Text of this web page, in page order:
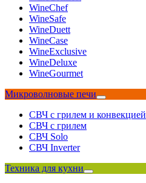
WineChef
WineSafe
WineDuett
WineCase
WineExclusive
WineDeluxe
WineGourmet
Микроволновые печи
СВЧ с грилем и конвекцией
СВЧ с грилем
СВЧ Solo
СВЧ Inverter
Техника для кухни